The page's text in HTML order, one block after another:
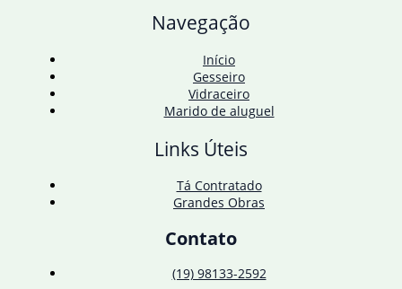
Navegação
Início
Gesseiro
Vidraceiro
Marido de aluguel
Links Úteis
Tá Contratado
Grandes Obras
Contato
(19) 98133-2592